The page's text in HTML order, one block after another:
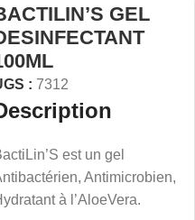
GEL
: 7312
est un gel
Antimicrobien,
à l’AloeVera.